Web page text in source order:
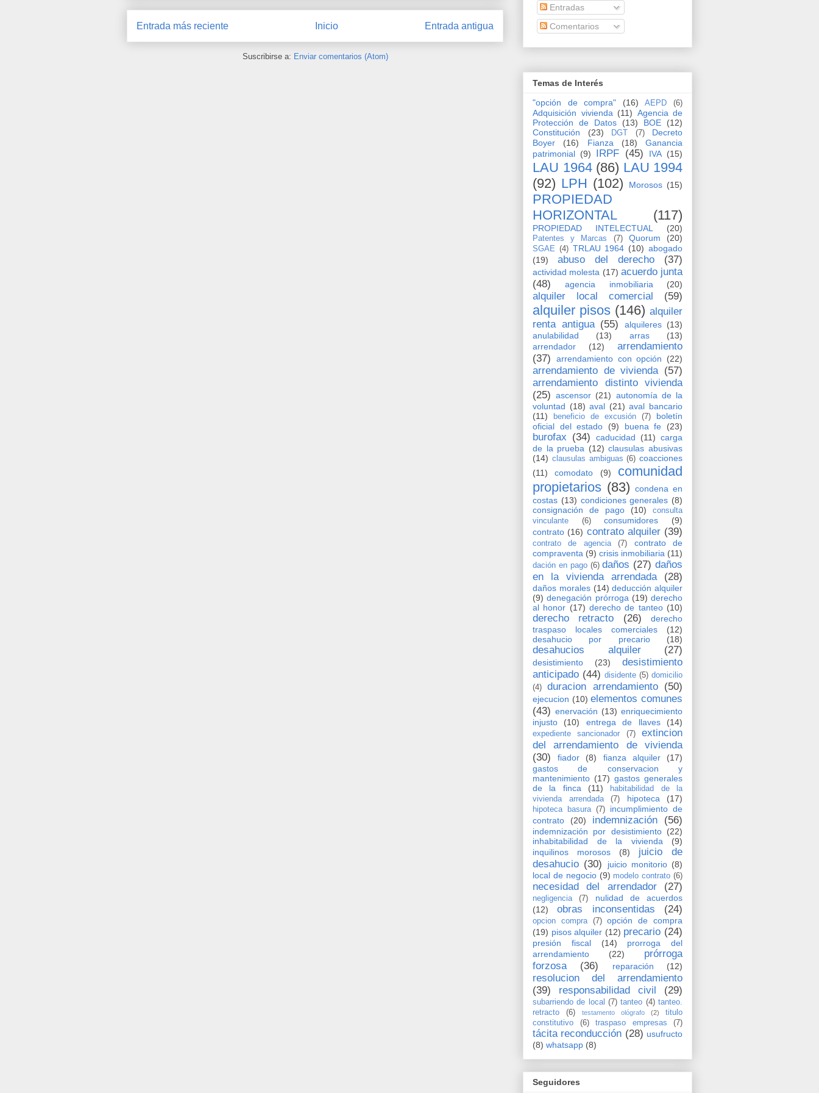
Entrada más reciente Entrada antigua
Inicio
Suscribirse a: Enviar comentarios (Atom)
Entradas
Comentarios
Temas de Interés
"opción de compra"
(16) AEPD (6)
Adquisición vivienda (11) Agencia de
Protección de Datos
(13) BOE
(12)
Constitución
(23) DGT (7)
Decreto
Boyer
(16) Fianza (18)
Ganancia
patrimonial (9) IRPF (45) IVA (15)
LAU 1964 (86) LAU 1994
(92) LPH (102) Morosos (15)
PROPIEDAD
HORIZONTAL
(117)
PROPIEDAD INTELECTUAL (20)
Patentes y Marcas (7) Quorum (20)
SGAE (4) TRLAU 1964 (10) abogado
(19)
abuso del derecho (37)
actividad molesta (17) acuerdo junta
(48)
agencia inmobiliaria (20)
alquiler local comercial (59)
alquiler pisos (146) alquiler
renta antigua (55) alquileres (13)
anulabilidad
(13) arras
(13)
arrendador
(12)
arrendamiento
(37)
arrendamiento con opción (22)
arrendamiento de vivienda (57)
arrendamiento distinto vivienda
(25) ascensor (21) autonomía de la
voluntad (18) aval (21) aval bancario
(11)
beneficio de excusión (7)
boletín
oficial del estado
(9) buena fe (23)
burofax (34) caducidad (11) carga
de la prueba (12) clausulas abusivas
(14) clausulas ambiguas (6) coacciones
(11)
comodato (9)
comunidad
propietarios (83) condena en
costas (13) condiciones generales (8)
consignación de pago
(10)
consulta
vinculante
(6) consumidores
(9)
contrato (16) contrato alquiler (39)
contrato de agencia (7)
contrato de
compraventa (9) crisis inmobiliaria (11)
dación en pago (6) daños (27) daños
en la vivienda arrendada
(28)
daños morales (14) deducción alquiler
(9) denegación prórroga (19) derecho
al honor (17) derecho de tanteo (10)
derecho retracto (26)
derecho
traspaso locales comerciales
(12)
desahucio por precario
(18)
desahucios alquiler (27)
desistimiento (23)
desistimiento
anticipado (44) disidente (5) domicilio
(4)
duracion arrendamiento (50)
ejecucion (10) elementos comunes
(43) enervación (13) enriquecimiento
injusto
(10) entrega de llaves (14)
expediente sancionador (7)
extincion
del arrendamiento de vivienda
(30)
fiador (8) fianza alquiler
(17)
gastos de conservacion y
mantenimiento (17) gastos generales
de la finca
(11)
habitabilidad de la
vivienda arrendada
(7) hipoteca (17)
hipoteca basura (7)
incumplimiento de
contrato
(20) indemnización (56)
indemnización por desistimiento (22)
inhabitabilidad de la vivienda
(9)
inquilinos morosos
(8)
juicio de
desahucio (30) juicio monitorio (8)
local de negocio (9) modelo contrato (6)
necesidad del arrendador (27)
negligencia (7)
nulidad de acuerdos
(12)
obras inconsentidas (24)
opcion compra (7)
opción de compra
(19) pisos alquiler (12) precario (24)
presión fiscal (14)
prorroga del
arrendamiento
(22)
prórroga
forzosa
(36) reparación (12)
resolucion del arrendamiento
(39)
responsabilidad civil (29)
subarriendo de local (7) tanteo (4) tanteo.
retracto
(6) testamento ológrafo (2)
titulo
constitutivo
(6) traspaso empresas (7)
tácita reconducción (28) usufructo
(8) whatsapp (8)
Seguidores